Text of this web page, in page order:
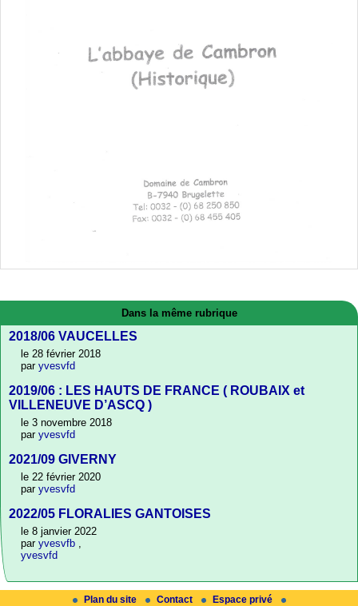
Dans la même rubrique
2018/06 VAUCELLES
le 28 février 2018
par yvesvfd
2019/06 : LES HAUTS DE FRANCE ( ROUBAIX et
VILLENEUVE D’ASCQ )
le 3 novembre 2018
par yvesvfd
2021/09 GIVERNY
le 22 février 2020
par yvesvfd
2022/05 FLORALIES GANTOISES
le 8 janvier 2022
par yvesvfb ,
yvesvfd
Plan du site Contact Espace privé